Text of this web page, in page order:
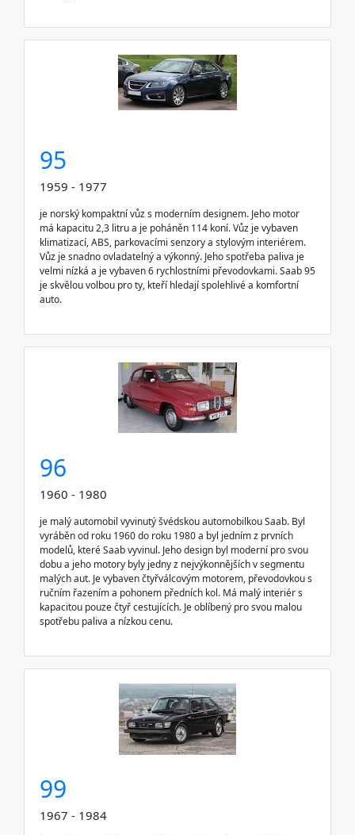
95
1959 - 1977
je norský kompaktní vůz s moderním designem. Jeho motor
má kapacitu 2,3 litru a je poháněn 114 koní. Vůz je vybaven
klimatizací, ABS, parkovacími senzory a stylovým interiérem.
Vůz je snadno ovladatelný a výkonný. Jeho spotřeba paliva je
velmi nízká a je vybaven 6 rychlostními převodovkami. Saab 95
je skvělou volbou pro ty, kteří hledají spolehlivé a komfortní
auto.
96
1960 - 1980
je malý automobil vyvinutý švédskou automobilkou Saab. Byl
vyráběn od roku 1960 do roku 1980 a byl jedním z prvních
modelů, které Saab vyvinul. Jeho design byl moderní pro svou
dobu a jeho motory byly jedny z nejvýkonnějších v segmentu
malých aut. Je vybaven čtyřválcovým motorem, převodovkou s
ručním řazením a pohonem předních kol. Má malý interiér s
kapacitou pouze čtyř cestujících. Je oblíbený pro svou malou
spotřebu paliva a nízkou cenu.
99
1967 - 1984